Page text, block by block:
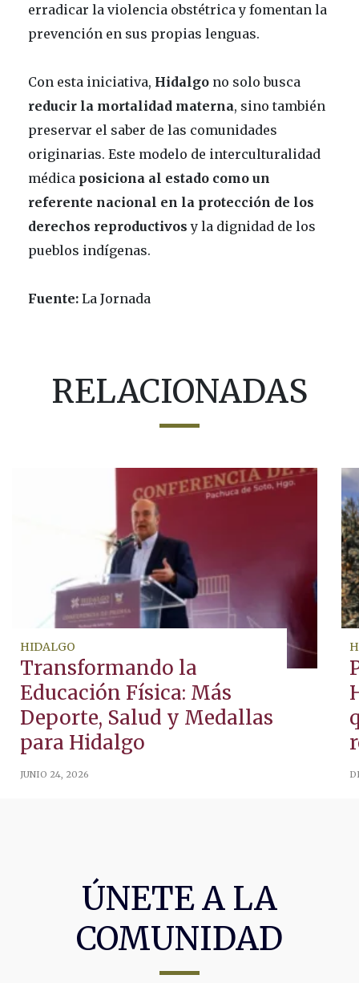
erradicar la violencia obstétrica y fomentan la
prevención en sus propias lenguas.
Con esta iniciativa, Hidalgo no solo busca
reducir la mortalidad materna, sino también
preservar el saber de las comunidades
originarias. Este modelo de interculturalidad
médica posiciona al estado como un
referente nacional en la protección de los
derechos reproductivos y la dignidad de los
pueblos indígenas.
Fuente: La Jornada
RELACIONADAS
HIDALGO
Transformando la
Educación Física: Más
Deporte, Salud y Medallas
para Hidalgo
JUNIO 24, 2026
ÚNETE A LA
COMUNIDAD